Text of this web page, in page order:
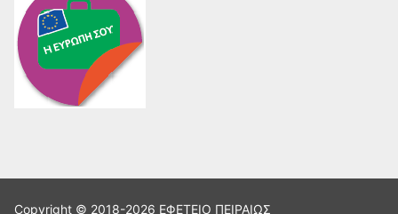
Copyright © 2018-2026 ΕΦΕΤΕΙΟ ΠΕΙΡΑΙΩΣ